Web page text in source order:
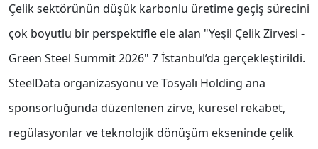
Çelik sektörünün düşük karbonlu üretime geçiş sürecini
çok boyutlu bir perspektifle ele alan "Yeşil Çelik Zirvesi -
Green Steel Summit 2026" 7 İstanbul’da gerçekleştirildi.
SteelData organizasyonu ve Tosyalı Holding ana
sponsorluğunda düzenlenen zirve, küresel rekabet,
regülasyonlar ve teknolojik dönüşüm ekseninde çelik